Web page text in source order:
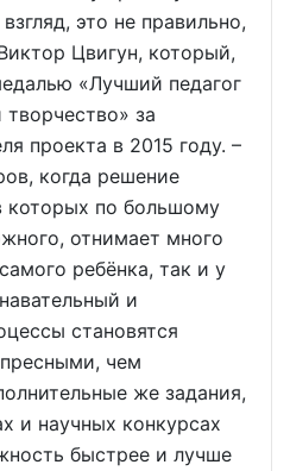
это не правильно,
Цвигун, который,
«Лучший педагог
за
проекта в 2015 году. –
когда решение
которых по большому
отнимает много
ребёнка, так и у
и
становятся
чем
же задания,
и научных конкурсах
быстрее и лучше